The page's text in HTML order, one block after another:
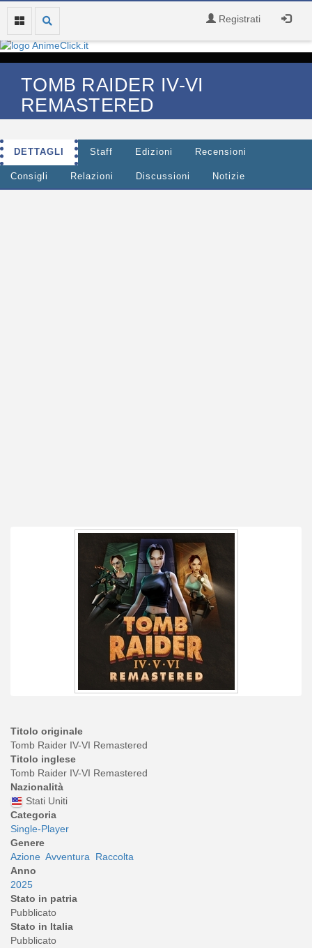
Registrati
TOMB RAIDER IV-VI
REMASTERED
DETTAGLI Staff Edizioni Recensioni
Consigli Relazioni Discussioni Notizie
Titolo originale
Tomb Raider IV-VI Remastered
Titolo inglese
Tomb Raider IV-VI Remastered
Nazionalità
Stati Uniti
Categoria
Single-Player
Genere
Azione Avventura Raccolta
Anno
2025
Stato in patria
Pubblicato
Stato in Italia
Pubblicato